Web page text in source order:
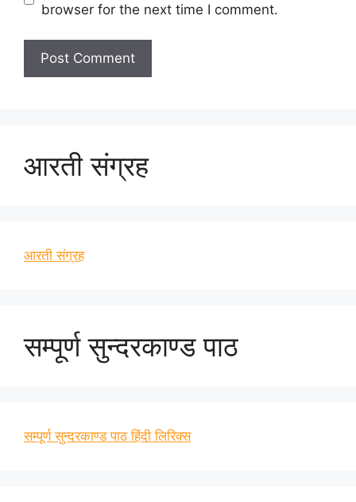
browser for the next time I comment.
आरती संग्रह
आरती संग्रह
सम्पूर्ण सुन्दरकाण्ड पाठ
सम्पूर्ण सुन्दरकाण्ड पाठ हिंदी लिरिक्स